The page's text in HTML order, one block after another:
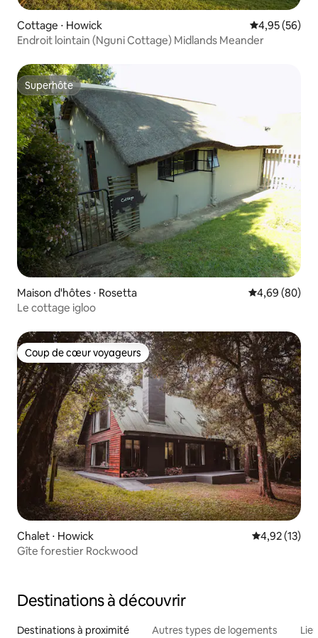
Cottage ⋅ Howick Évaluation
4,95 (56)
Endroit lointain (Nguni Cottage) Midlands Meander
Superhôte
Superhôte
Maison d'hôtes ⋅ Rosetta Évaluation
4,69 (80)
Le cottage igloo
Coup de cœur voyageurs
Coup de cœur voyageurs
Chalet ⋅ Howick Évaluation
4,92 (13)
Gîte forestier Rockwood
Destinations à découvrir
Destinations à proximité Autres types de logements